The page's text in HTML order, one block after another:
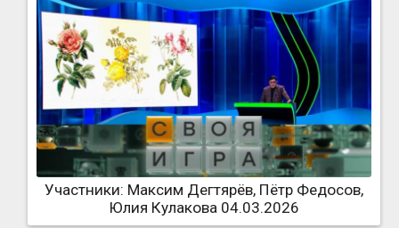
Участники: Максим Дегтярёв, Пётр Федосов,
Юлия Кулакова 04.03.2026